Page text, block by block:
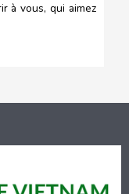
à vous, qui aimez